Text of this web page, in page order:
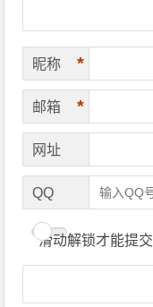
昵称 *
邮箱 *
网址
QQ
滑动解锁才能提交